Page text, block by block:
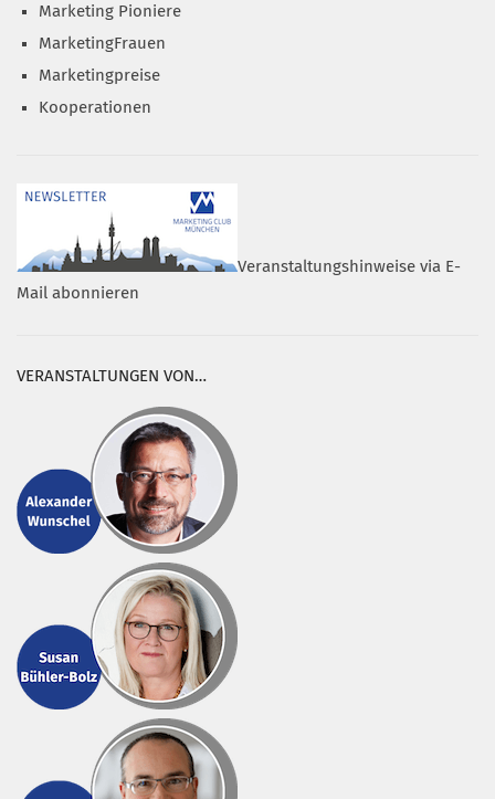
Marketing Pioniere
MarketingFrauen
Marketingpreise
Kooperationen
Veranstaltungshinweise via E-
Mail abonnieren
VERANSTALTUNGEN VON…